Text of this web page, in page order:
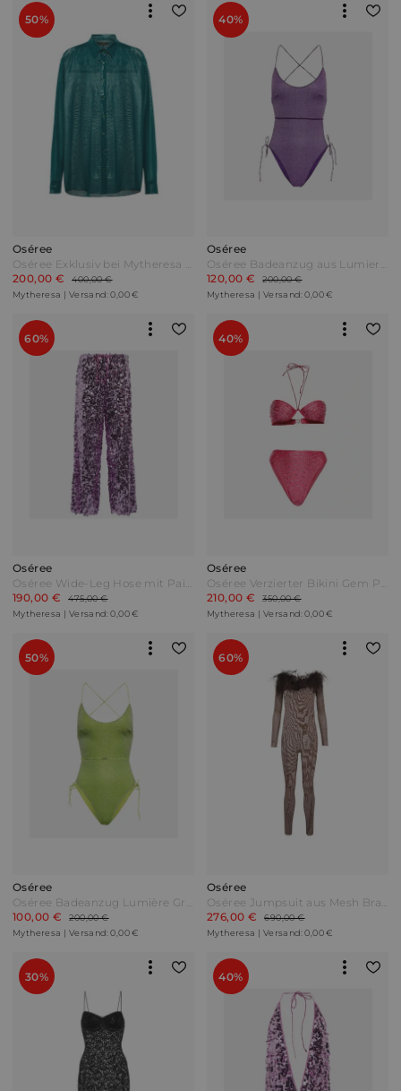
50%
Oséree
Oséree Exklusiv bei Mytheresa – Hemd aus Lamé Grün
200,00 €
400,00 €
Mytheresa | Versand: 0,00 €
40%
Oséree
Oséree Badeanzug aus Lumiere Lila
120,00 €
200,00 €
Mytheresa | Versand: 0,00 €
60%
Oséree
Oséree Wide-Leg Hose mit Pailletten Pink
190,00 €
475,00 €
Mytheresa | Versand: 0,00 €
40%
Oséree
Oséree Verzierter Bikini Gem Pink
210,00 €
350,00 €
Mytheresa | Versand: 0,00 €
50%
Oséree
Oséree Badeanzug Lumière Grün
100,00 €
200,00 €
Mytheresa | Versand: 0,00 €
60%
Oséree
Oséree Jumpsuit aus Mesh Braun
276,00 €
690,00 €
Mytheresa | Versand: 0,00 €
30% 40%